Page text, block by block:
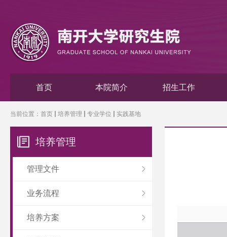
首页 本院简介 招生工作
当前位置： 首页 培养管理 专业学位 实践基地
培养管理
管理文件
业务流程
培养方案